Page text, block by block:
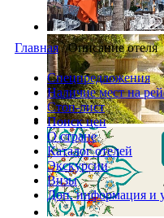
Главная /Описание отеля
Спецпредложения
Наличие мест на
Стоп-лист
Поиск цен
О стране
Каталог отелей
Экскурсии
Визы
Доп. информация и